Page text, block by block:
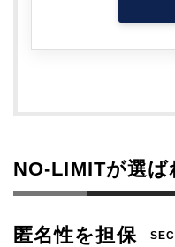
NO-LIMITが選
匿名性を担保